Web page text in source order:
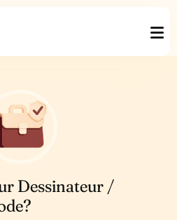
Dessinateur /